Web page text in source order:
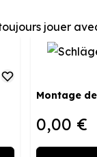
jouer
Montage
0,00 €